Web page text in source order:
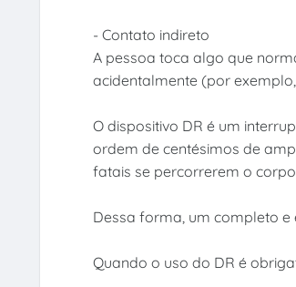
- Contato indireto
A pessoa toca algo que
acidentalmente (por
O dispositivo DR é um
ordem de centésimos de
fatais se percorrerem o
Dessa forma, um completo e
Quando o uso do DR é